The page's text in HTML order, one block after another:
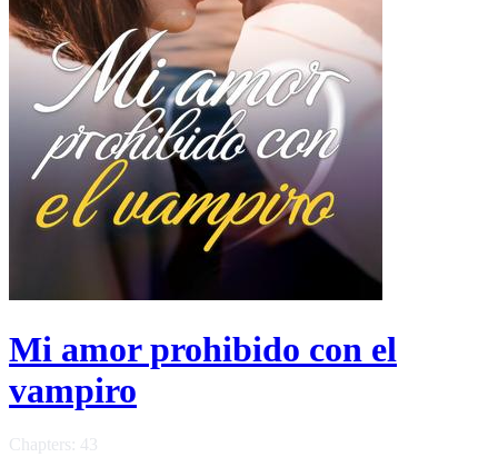
Mi amor prohibido con el
vampiro
Chapters: 43